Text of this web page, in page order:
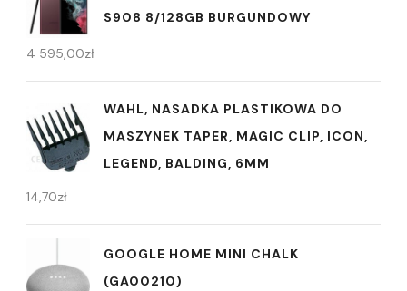
S908 8/128GB BURGUNDOWY
4 595,00zł
WAHL, NASADKA PLASTIKOWA DO
MASZYNEK TAPER, MAGIC CLIP, ICON,
LEGEND, BALDING, 6MM
14,70zł
GOOGLE HOME MINI CHALK
(GA00210)